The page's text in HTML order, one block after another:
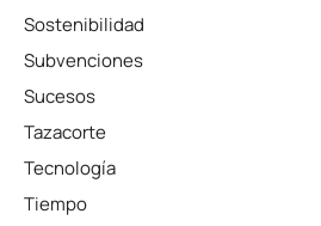
Sostenibilidad
Subvenciones
Sucesos
Tazacorte
Tecnología
Tiempo